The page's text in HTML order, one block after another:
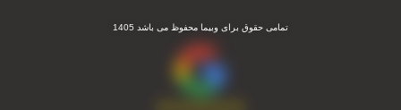
تمامی حقوق برای وبیما محفوظ می باشد 1405